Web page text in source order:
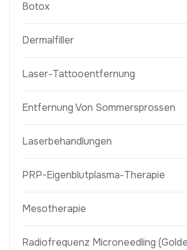
Botox
Dermalfiller
Laser-Tattooentfernung
Entfernung Von Sommersprossen
Laserbehandlungen
PRP-Eigenblutplasma-Therapie
Mesotherapie
Radiofrequenz Microneedling